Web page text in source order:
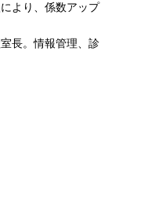
より、係数アップ
長。情報管理、診